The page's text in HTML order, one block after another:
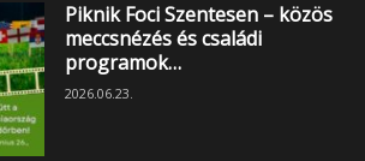
Piknik Foci Szentesen – közös
meccsnézés és családi
programok…
2026.06.23.